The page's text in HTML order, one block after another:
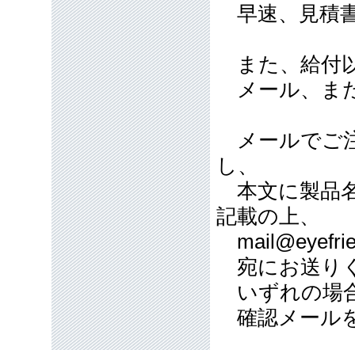
早速、見積
また、給付
メール、ま
メールでご
し、
本文に製品
記載の上、
宛にお送り
いずれの場
確認メール